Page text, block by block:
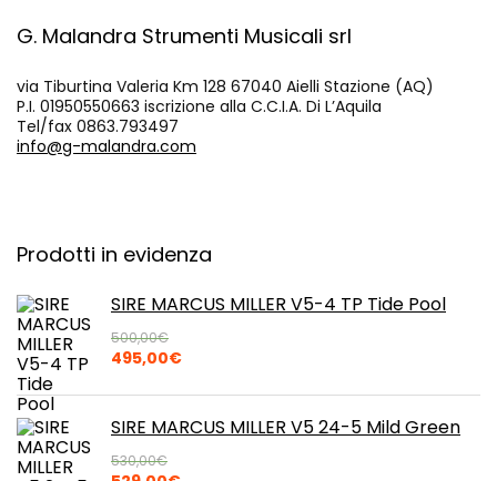
G. Malandra Strumenti Musicali srl
via Tiburtina Valeria Km 128 67040 Aielli Stazione (AQ)
P.I. 01950550663 iscrizione alla C.C.I.A. Di L’Aquila
Tel/fax 0863.793497
info@g-malandra.com
Prodotti in evidenza
SIRE MARCUS MILLER V5-4 TP Tide Pool
500,00€
Il
originale
era:
500,00€.
495,00€Il
attuale
è:
495,00€.
SIRE MARCUS MILLER V5 24-5 Mild Green
530,00€